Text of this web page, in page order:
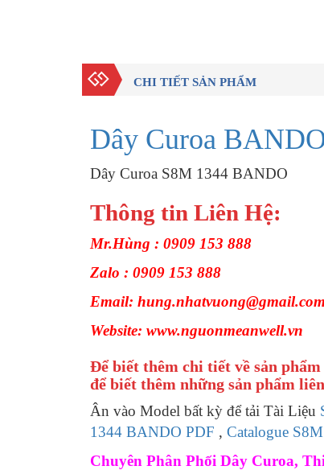
CHI TIẾT SẢN PHẨM
Dây Curoa
Dây Curoa S8M 1344 BANDO
Thông tin Liên Hệ:
Mr.Hùng : 0909 153 888
Zalo : 0909 153 888
Email: hung.nhatvuong@gmail.com
Website: www.nguonmeanwell.vn
Để biết thêm chi tiết về sản
để biết thêm những sản phẩm
Ân vào Model bất kỳ để tải Tài Liệu
1344 BANDO PDF , Catalogue
Chuyên Phân Phối Dây Curoa,